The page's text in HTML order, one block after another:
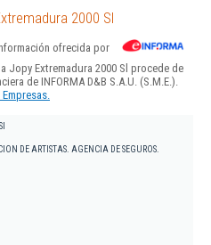
2000 Sl
ofrecida por
Jopy Extremadura 2000 Sl procede de
de INFORMA D&B S.A.U. (S.M.E.).
DE ARTISTAS. AGENCIA DE SEGUROS.